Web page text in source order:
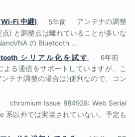
Fi 中継) 5年前
アンテナの調整
) と調整点は離れていることが多いな
の Bluetooth ...
シリアル化を試す
6年前
よる通信をサポートしていますが、こ
テナ調整の場合は)便利なので、コン
chromium Issue 884928: Web Serial
系以外では実装されていない。予定も